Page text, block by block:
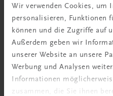
Wir verwenden Cookies, um
personalisieren, Funktionen
können und die Zugriffe auf
Außerdem geben wir
unserer Website an unsere
Werbung und Analysen
Informationen
zusammen, die Sie ihnen
Rabattcode erhalten
Newsletter
&
Jetzt anmelden